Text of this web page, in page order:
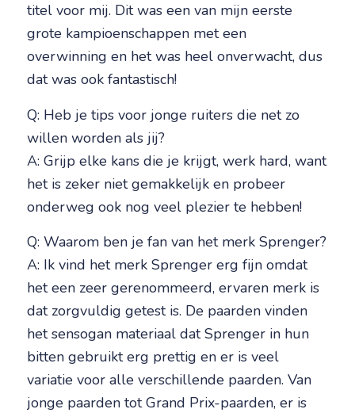
titel voor mij. Dit was een van mijn eerste
grote kampioenschappen met een
overwinning en het was heel onverwacht, dus
dat was ook fantastisch!
Q: Heb je tips voor jonge ruiters die net zo
willen worden als jij?
A: Grijp elke kans die je krijgt, werk hard, want
het is zeker niet gemakkelijk en probeer
onderweg ook nog veel plezier te hebben!
Q: Waarom ben je fan van het merk Sprenger?
A: Ik vind het merk Sprenger erg fijn omdat
het een zeer gerenommeerd, ervaren merk is
dat zorgvuldig getest is. De paarden vinden
het sensogan materiaal dat Sprenger in hun
bitten gebruikt erg prettig en er is veel
variatie voor alle verschillende paarden. Van
jonge paarden tot Grand Prix-paarden, er is